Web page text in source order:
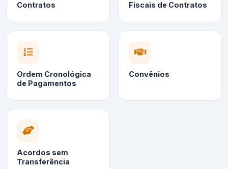
Contratos Fiscais de Contratos
Ordem Cronológica
de Pagamentos
Convênios
Acordos sem
Transferência